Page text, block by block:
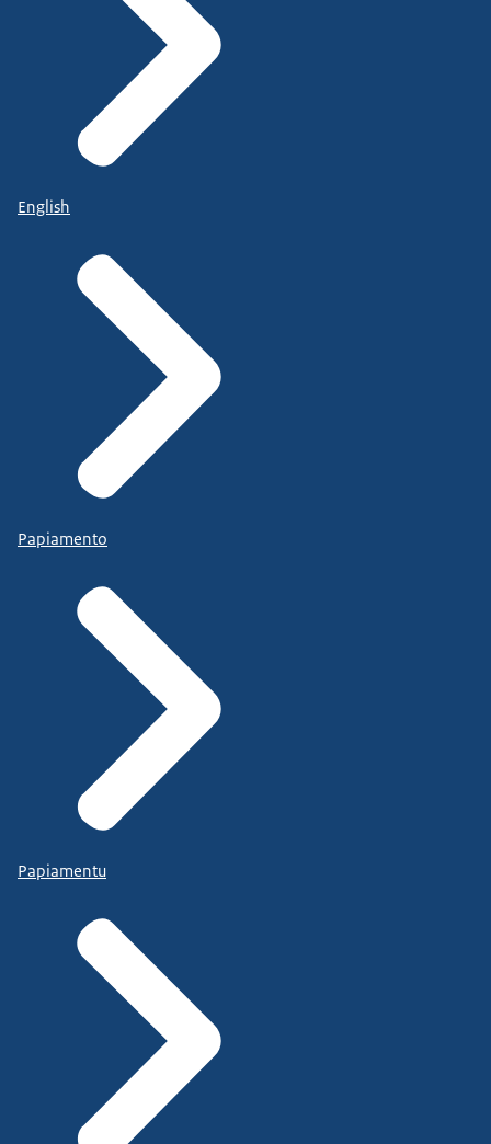
English
Papiamento
Papiamentu